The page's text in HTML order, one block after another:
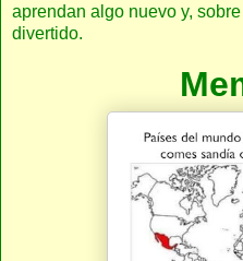
aprendan algo nuevo y,
divertido.